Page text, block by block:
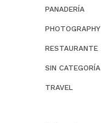
PANADERÍA
PHOTOGRAPHY
RESTAURANTE
SIN CATEGORÍA
TRAVEL